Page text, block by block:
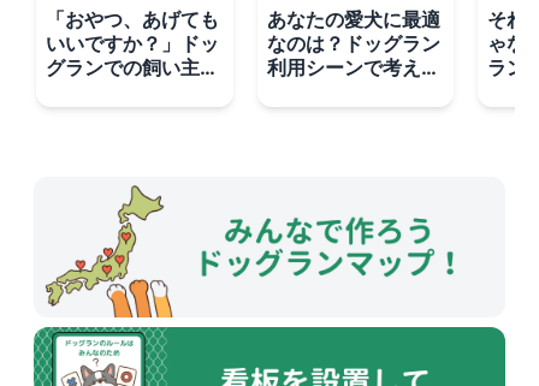
「おやつ、あげても
いいですか？」ドッ
グランでの飼い主同
術
あなたの愛犬に最適
なのは？ドッグラン
利用シーンで考える
のポイント
それ
ゃな
ラン
回復